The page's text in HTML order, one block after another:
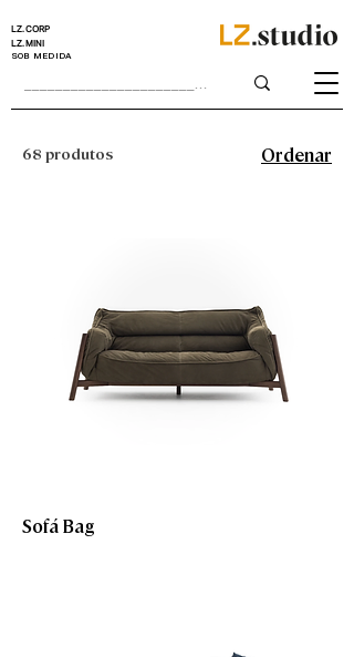
LZ.CORP
LZ.MINI
SOB MEDIDA
68 produtos Ordenar
Sofá Bag